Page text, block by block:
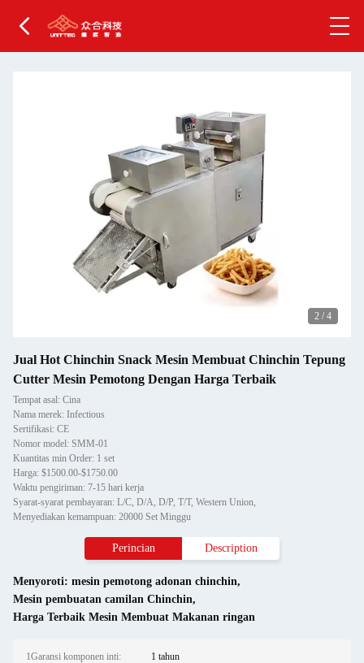
2 / 4
Jual Hot Chinchin Snack Mesin Membuat Chinchin Tepung
Cutter Mesin Pemotong Dengan Harga Terbaik
Tempat asal: Cina
Nama merek: Infectious
Sertifikasi: CE
Nomor model: SMM-01
Kuantitas min Order: 1 set
Harga: $1500.00-$1750.00
Waktu pengiriman: 7-15 hari kerja
Syarat-syarat pembayaran: L/C, D/A, D/P, T/T, Western Union,
Menyediakan kemampuan: 20000 Set Minggu
Perincian Description
Menyoroti: mesin pemotong adonan chinchin,
Mesin pembuatan camilan Chinchin,
Harga Terbaik Mesin Membuat Makanan ringan
1Garansi komponen inti: 1 tahun